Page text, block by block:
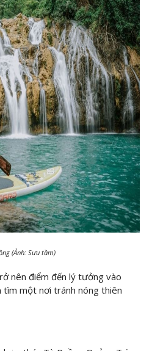
(Ảnh: Sưu tầm)
nên điểm đến lý tưởng vào
tìm một nơi tránh nóng thiên